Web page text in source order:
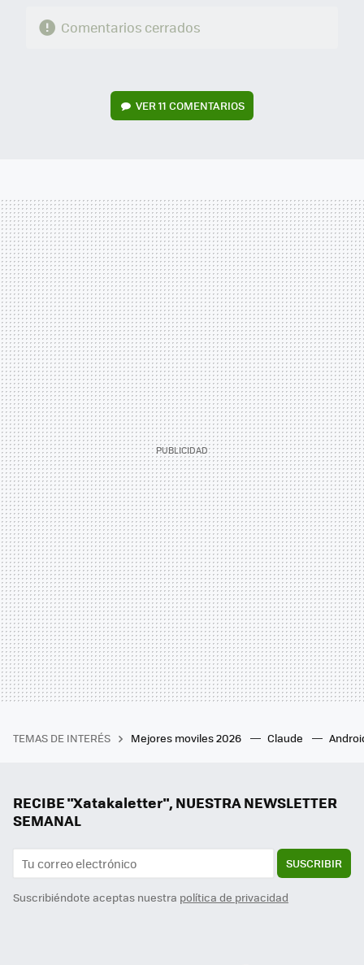
Comentarios cerrados
VER 11 COMENTARIOS
TEMAS DE INTERÉS Mejores moviles 2026 Claude
RECIBE "Xatakaletter", NUESTRA NEWSLETTER
SEMANAL
SUSCRIBIR
Suscribiéndote aceptas nuestra política de privacidad